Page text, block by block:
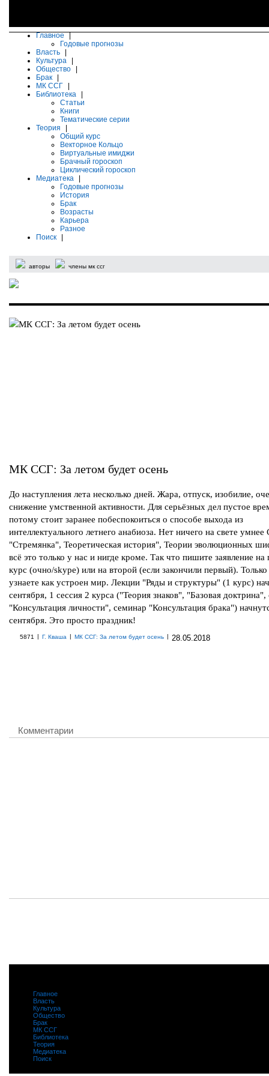
Главное
Годовые прогнозы
Власть
Культура
Общество
Брак
МК ССГ
Библиотека
Статьи
Книги
Тематические серии
Теория
Общий курс
Векторное Кольцо
Виртуальные имиджи
Брачный гороскоп
Циклический гороскоп
Медиатека
Годовые прогнозы
История
Брак
Возрасты
Карьера
Разное
Поиск
авторы члены мк ссг
МК ССГ: За летом будет осень
До наступления лета несколько дней. Жара, отпуск, изобилие,
снижение умственной активности. Для серьёзных дел пустое
потому стоит заранее побеспокоиться о способе выхода из
интеллектуального летнего анабиоза. Нет ничего на свете умнее
"Стремянка", Теоретическая история", Теории эволюционных
всё это только у нас и нигде кроме. Так что пишите заявление на
курс (очно/skype) или на второй (если закончили первый).
узнаете как устроен мир. Лекции "Ряды и структуры" (1 курс)
сентября, 1 сессия 2 курса ("Теория знаков", "Базовая
"Консультация личности", семинар "Консультация брака")
сентября. Это просто праздник!
5871 | Г. Кваша | МК ССГ: За летом будет осень | 28.05.2018
Комментарии
Главное
Власть
Культура
Общество
Брак
МК ССГ
Библиотека
Теория
Медиатека
Поиск